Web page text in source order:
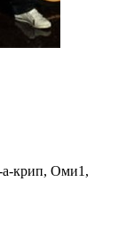
крип, Оми1,